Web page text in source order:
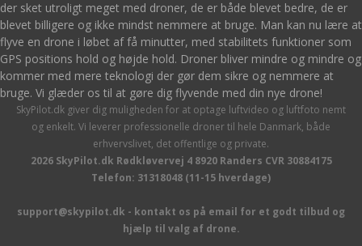
der sket utroligt meget med droner, de er både blevet bedre, de er
blevet billigere og ikke mindst nemmere at bruge. Man kan nu lære at
flyve en drone i løbet af få minutter, med stabilitets funktioner som
GPS positions hold og højde hold. Droner bliver mindre og mindre og
kommer med mere teknologi der gør dem sikre og nemmere at
bruge. Vi glæder os til at gøre dig flyvende med din nye drone!
SkyPilot.dk giver dig muligheden for at optage luftvideo og luftfoto nemt
og enkelt. Vi leverer professionelle droner til hele Danmark, både
erhvervslivet, det offentlige og private.
2026 SkyPilot.dk Rødkløvervej 4 8920 Randers CVR 30884175
Telefon: 31318048 (11-15 hverdage)
support@skypilot.dk - kontakt os på email for et godt tilbud og
hjælp til valg af drone.